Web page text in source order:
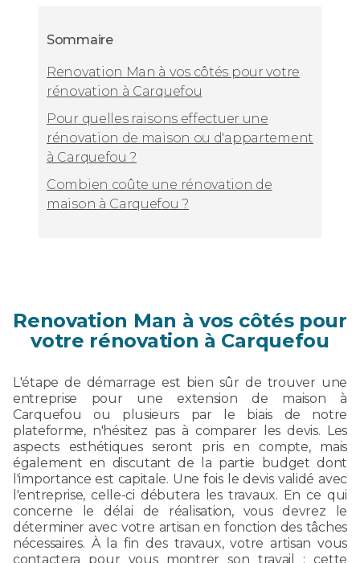
Sommaire
Renovation Man à vos côtés pour votre
rénovation à Carquefou
Pour quelles raisons effectuer une
rénovation de maison ou d'appartement
à Carquefou ?
Combien coûte une rénovation de
maison à Carquefou ?
Renovation Man à vos côtés pour
votre rénovation à Carquefou
L'étape de démarrage est bien sûr de trouver une
entreprise pour une extension de maison à
Carquefou ou plusieurs par le biais de notre
plateforme, n'hésitez pas à comparer les devis. Les
aspects esthétiques seront pris en compte, mais
également en discutant de la partie budget dont
l'importance est capitale. Une fois le devis validé avec
l'entreprise, celle-ci débutera les travaux. En ce qui
concerne le délai de réalisation, vous devrez le
déterminer avec votre artisan en fonction des tâches
nécessaires. À la fin des travaux, votre artisan vous
contactera pour vous montrer son travail : cette